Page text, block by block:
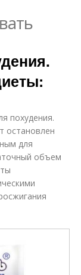
похудения.
остановлен
для
объем